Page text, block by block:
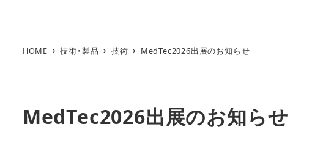
HOME 技術・製品 技術 MedTec2026出展のお知らせ
MedTec2026出展のお知らせ